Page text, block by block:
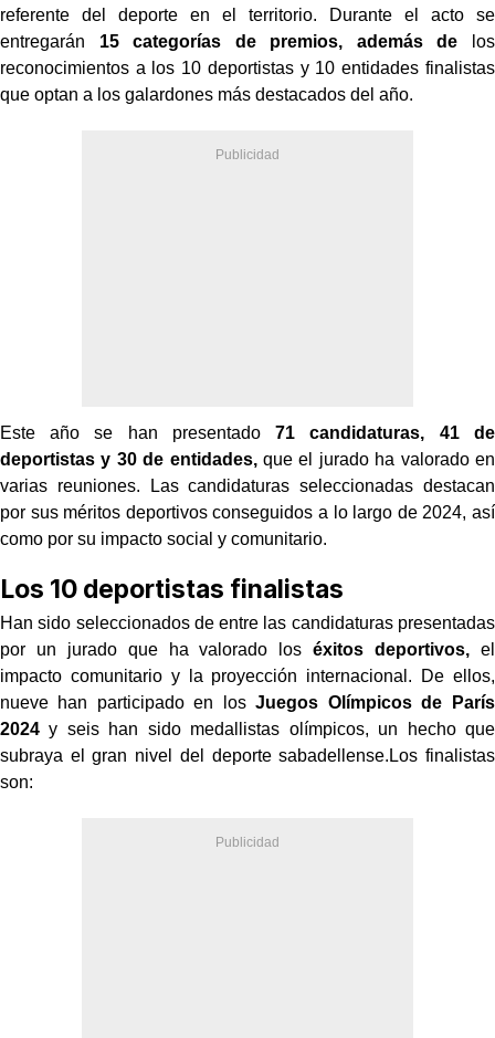
referente del deporte en el territorio. Durante el acto se
entregarán 15 categorías de premios, además de los
reconocimientos a los 10 deportistas y 10 entidades finalistas
que optan a los galardones más destacados del año.
Este año se han presentado71 candidaturas, 41 de
deportistas y 30 de entidades,que el jurado ha valorado en
varias reuniones. Las candidaturas seleccionadas destacan
por sus méritos deportivos conseguidos a lo largo de 2024, así
como por su impacto social y comunitario.
Los 10 deportistas finalistas
Han sido seleccionados de entre las candidaturas presentadas
por un jurado que ha valorado los éxitos deportivos, el
impacto comunitario y la proyección internacional. De ellos,
nueve han participado en losJuegos Olímpicos de París
2024 y seis han sido medallistas olímpicos, un hecho que
subraya el gran nivel del deporte sabadellense.Los finalistas
son: